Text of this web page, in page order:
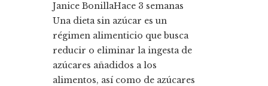
Janice BonillaHace 3 semanas
Una dieta sin azúcar es un
régimen alimenticio que busca
reducir o eliminar la ingesta de
azúcares añadidos a los
alimentos, así como de azúcares